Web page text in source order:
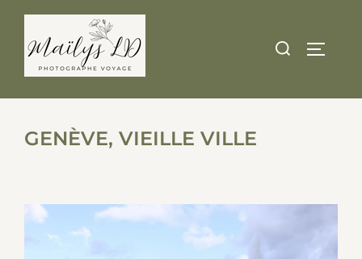
content
Search
GENÈVE, VIEILLE VILLE